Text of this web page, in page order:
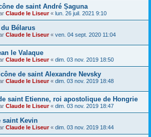
de saint André Șaguna
Claude le Liseur« lun. 26 juil. 2021 9:10
Bélarus
Claude le Liseur« ven. 04 sept. 2020 11:04
le Valaque
Claude le Liseur« dim. 03 nov. 2019 18:50
de saint Alexandre Nevsky
Claude le Liseur« dim. 03 nov. 2019 18:48
saint Etienne, roi apostolique de Hongrie
Claude le Liseur« dim. 03 nov. 2019 18:47
saint Kevin
Claude le Liseur« dim. 03 nov. 2019 18:44